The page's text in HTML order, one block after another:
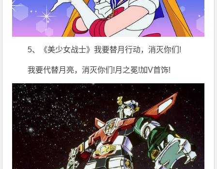
5、《美少女战士》我要替月行动，消灭你们!
我要代替月亮，消灭你们!月之冕!加V首饰!